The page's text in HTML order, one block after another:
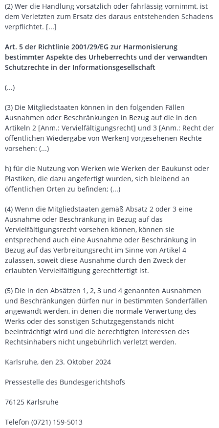
(2) Wer die Handlung vorsätzlich oder fahrlässig vornimmt, ist
dem Verletzten zum Ersatz des daraus entstehenden Schadens
verpflichtet. [...]
Art. 5 der Richtlinie 2001/29/EG zur Harmonisierung
bestimmter Aspekte des Urheberrechts und der verwandten
Schutzrechte in der Informationsgesellschaft
(...)
(3) Die Mitgliedstaaten können in den folgenden Fällen
Ausnahmen oder Beschränkungen in Bezug auf die in den
Artikeln 2 [Anm.: Vervielfältigungsrecht] und 3 [Anm.: Recht der
öffentlichen Wiedergabe von Werken] vorgesehenen Rechte
vorsehen: (...)
h) für die Nutzung von Werken wie Werken der Baukunst oder
Plastiken, die dazu angefertigt wurden, sich bleibend an
öffentlichen Orten zu befinden; (...)
(4) Wenn die Mitgliedstaaten gemäß Absatz 2 oder 3 eine
Ausnahme oder Beschränkung in Bezug auf das
Vervielfältigungsrecht vorsehen können, können sie
entsprechend auch eine Ausnahme oder Beschränkung in
Bezug auf das Verbreitungsrecht im Sinne von Artikel 4
zulassen, soweit diese Ausnahme durch den Zweck der
erlaubten Vervielfältigung gerechtfertigt ist.
(5) Die in den Absätzen 1, 2, 3 und 4 genannten Ausnahmen
und Beschränkungen dürfen nur in bestimmten Sonderfällen
angewandt werden, in denen die normale Verwertung des
Werks oder des sonstigen Schutzgegenstands nicht
beeinträchtigt wird und die berechtigten Interessen des
Rechtsinhabers nicht ungebührlich verletzt werden.
Karlsruhe, den 23. Oktober 2024
Pressestelle des Bundesgerichtshofs
76125 Karlsruhe
Telefon (0721) 159-5013